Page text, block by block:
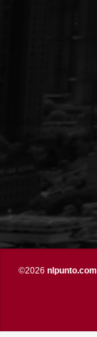
©2026 nlpunto.com